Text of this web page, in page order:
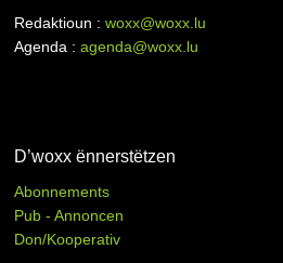
Redaktioun :woxx@woxx.lu
Agenda :agenda@woxx.lu
D’woxx ënnerstëtzen
Abonnements
Pub - Annoncen
Don/Kooperativ